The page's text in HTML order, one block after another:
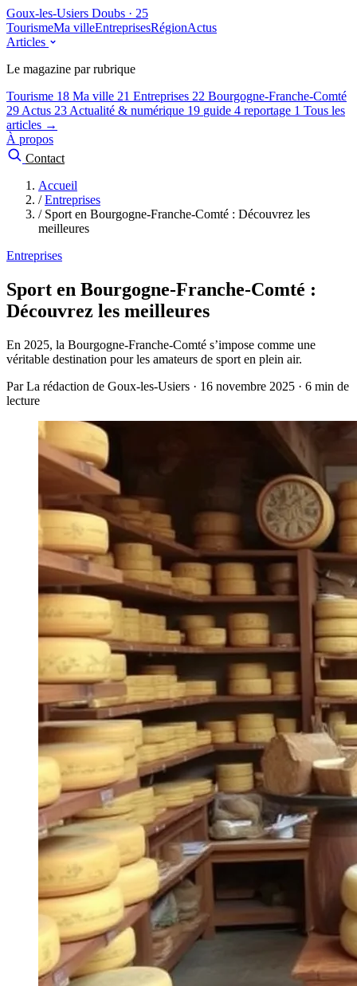
Goux-les-Usiers Doubs · 25
TourismeMa villeEntreprisesRégionActus
Articles
Le magazine par rubrique
Tourisme 18 Ma ville 21 Entreprises 22 Bourgogne-Franche-Comté
29 Actus 23 Actualité & numérique 19 guide 4 reportage 1 Tous les
articles →
À propos
Contact
Accueil
/ Entreprises
/ Sport en Bourgogne-Franche-Comté : Découvrez les
meilleures
Entreprises
Sport en Bourgogne-Franche-Comté :
Découvrez les meilleures
En 2025, la Bourgogne-Franche-Comté s’impose comme une
véritable destination pour les amateurs de sport en plein air.
Par La rédaction de Goux-les-Usiers · 16 novembre 2025 · 6 min de
lecture